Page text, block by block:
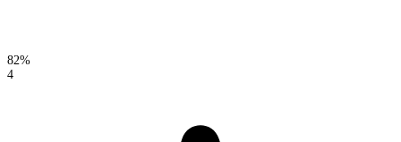
82%
4